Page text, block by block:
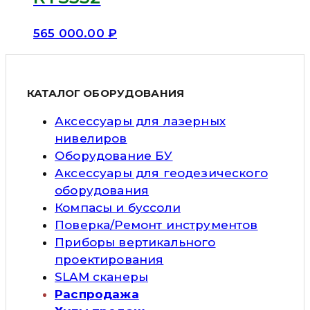
565 000.00 ₽
КАТАЛОГ ОБОРУДОВАНИЯ
Аксессуары для лазерных
нивелиров
Оборудование БУ
Аксессуары для геодезического
оборудования
Компасы и буссоли
Поверка/Ремонт инструментов
Приборы вертикального
проектирования
SLAM сканеры
Распродажа